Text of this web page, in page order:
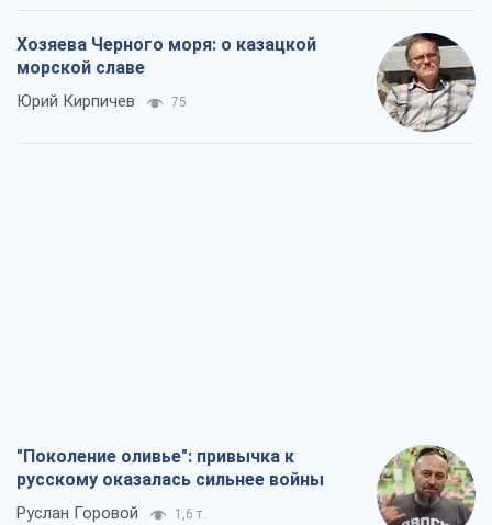
Хозяева Черного моря: о казацкой
морской славе
Юрий Кирпичев 75
"Поколение оливье": привычка к
русскому оказалась сильнее войны
Руслан Горовой 1,6 т.